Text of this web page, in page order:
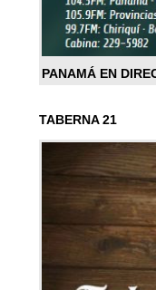
PANAMÁ EN
TABERNA 21